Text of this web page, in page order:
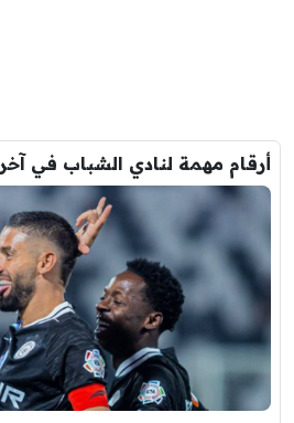
أرقام مهمة لنادي الشباب في آخر 7 مباريات !